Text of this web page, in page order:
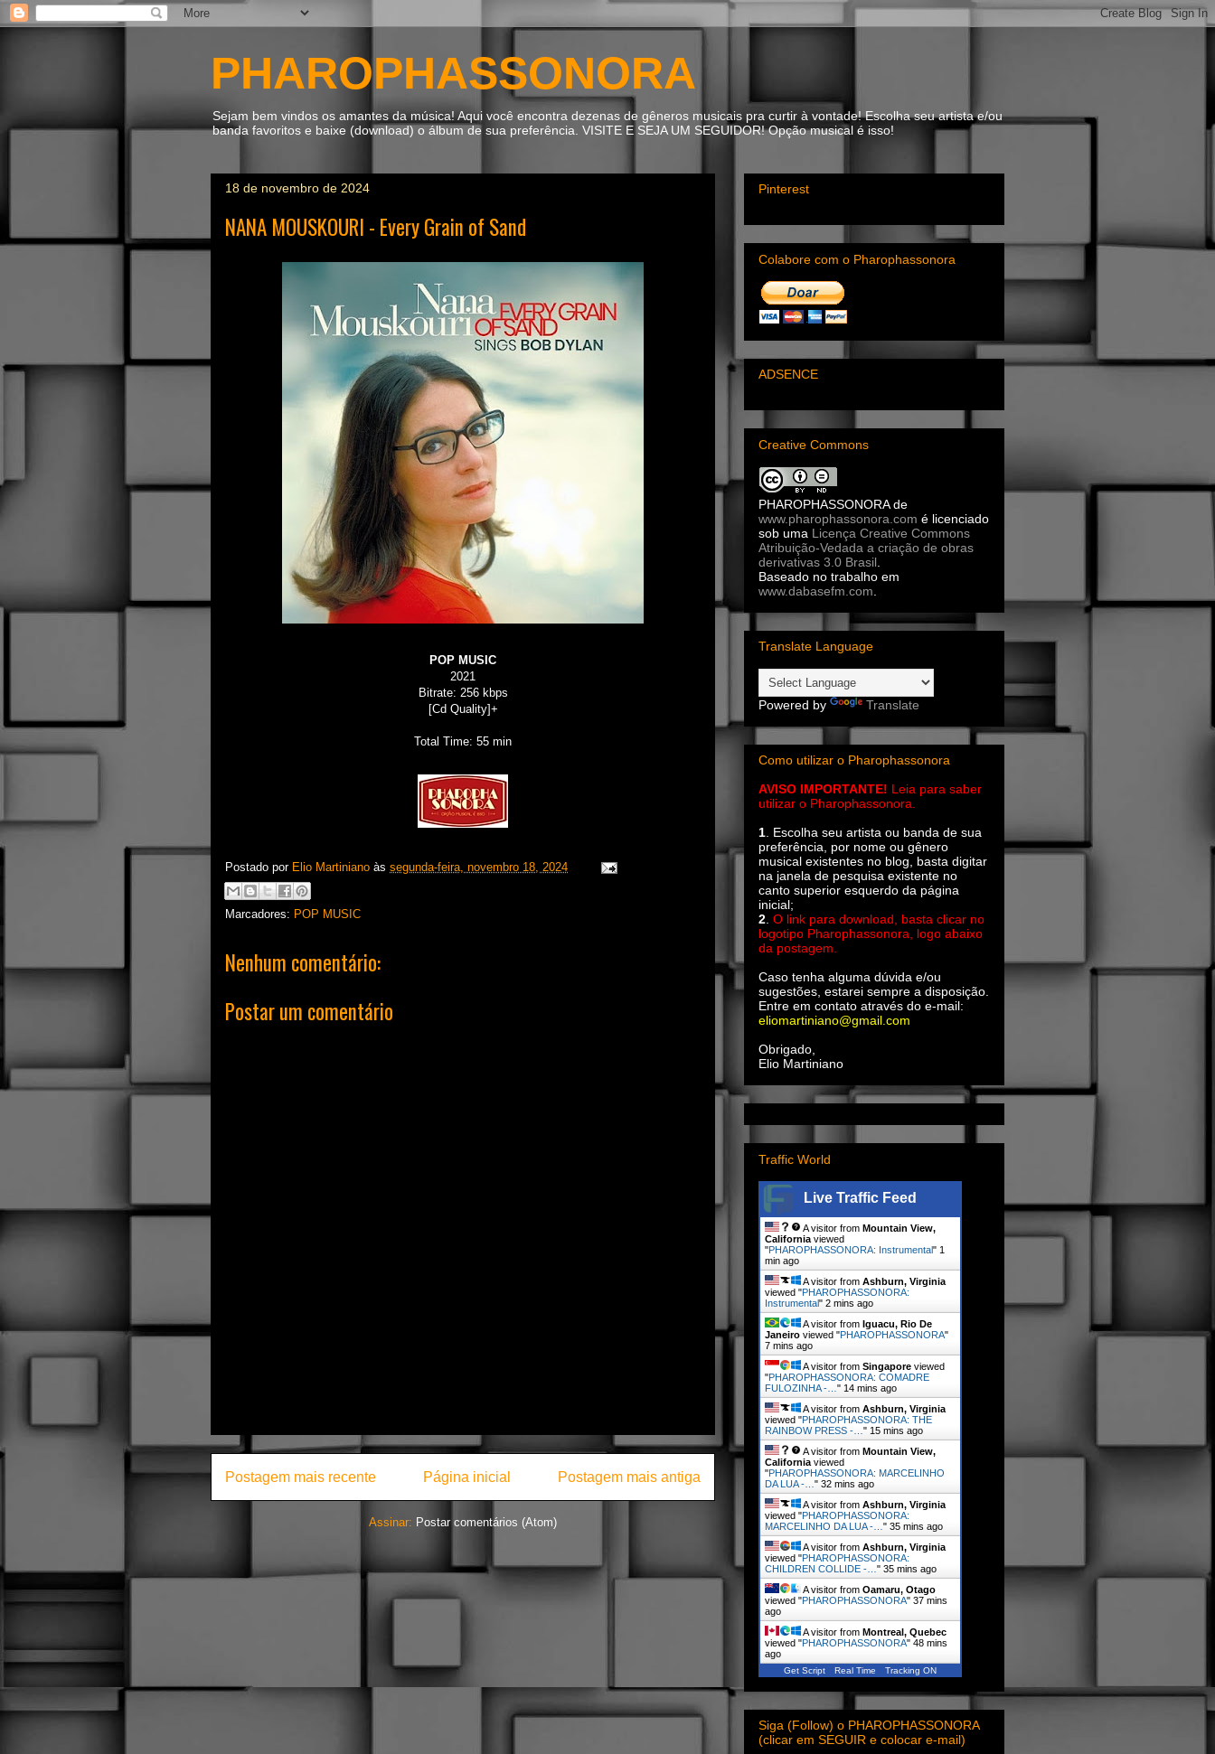
PHAROPHASSONORA
Sejam bem vindos os amantes da música! Aqui você encontra dezenas de gêneros musicais pra curtir à vontade! Escolha seu artista e/ou
banda favoritos e baixe (download) o álbum de sua preferência. VISITE E SEJA UM SEGUIDOR! Opção musical é isso!
18 de novembro de 2024
NANA MOUSKOURI - Every Grain of Sand
POP MUSIC
2021
Bitrate: 256 kbps
[Cd Quality]+
Total Time: 55 min
Postado por Elio Martiniano às segunda-feira, novembro 18, 2024
Marcadores: POP MUSIC
Nenhum comentário:
Postar um comentário
Postagem mais recente Postagem mais antiga
Página inicial
Assinar: Postar comentários (Atom)
Pinterest
Colabore com o Pharophassonora
ADSENCE
Creative Commons
PHAROPHASSONORAde
www.pharophassonora.com é licenciado
sob uma Licença Creative Commons
Atribuição-Vedada a criação de obras
derivativas 3.0 Brasil
Baseado no trabalho em
www.dabasefm.com
Translate Language
Powered by Translate
Como utilizar o Pharophassonora
AVISO IMPORTANTE! Leia para saber
utilizar o Pharophassonora.
1. Escolha seu artista ou banda de sua
preferência, por nome ou gênero
musical existentes no blog, basta digitar
na janela de pesquisa existente no
canto superior esquerdo da página
inicial;
2. O link para download, basta clicar no
logotipo Pharophassonora, logo abaixo
da postagem.
Caso tenha alguma dúvida e/ou
sugestões, estarei sempre a disposição.
Entre em contato através do e-mail:
eliomartiniano@gmail.com
Obrigado,
Elio Martiniano
Traffic World
Live Traffic Feed
A visitor from Mountain View,
California viewed
"PHAROPHASSONORA: Instrumental" 1
min ago
A visitor from Ashburn, Virginia
viewed "PHAROPHASSONORA:
Instrumental" 2 mins ago
A visitor from Iguacu, Rio De
Janeiro viewed "PHAROPHASSONORA"
7 mins ago
A visitor from Singapore viewed
"PHAROPHASSONORA: COMADRE
FULOZINHA -… " 14 mins ago
A visitor from Ashburn, Virginia
viewed "PHAROPHASSONORA: THE
RAINBOW PRESS -… " 15 mins ago
A visitor from Mountain View,
California viewed
"PHAROPHASSONORA: MARCELINHO
DA LUA -… " 32 mins ago
A visitor from Ashburn, Virginia
viewed "PHAROPHASSONORA:
MARCELINHO DA LUA -… " 35 mins ago
A visitor from Ashburn, Virginia
viewed "PHAROPHASSONORA:
CHILDREN COLLIDE -… " 36 mins ago
A visitor from Oamaru, Otago
viewed "PHAROPHASSONORA" 37 mins
ago
A visitor from Montreal, Quebec
viewed "PHAROPHASSONORA" 48 mins
ago
Get Script Real Time Tracking ON
Siga (Follow) o PHAROPHASSONORA
(clicar em SEGUIR e colocar e-mail)